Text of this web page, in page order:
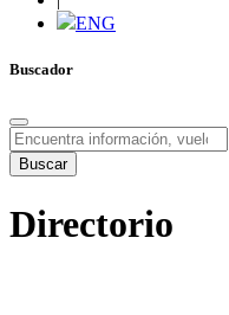
ENG
Buscador
Buscar
Directorio